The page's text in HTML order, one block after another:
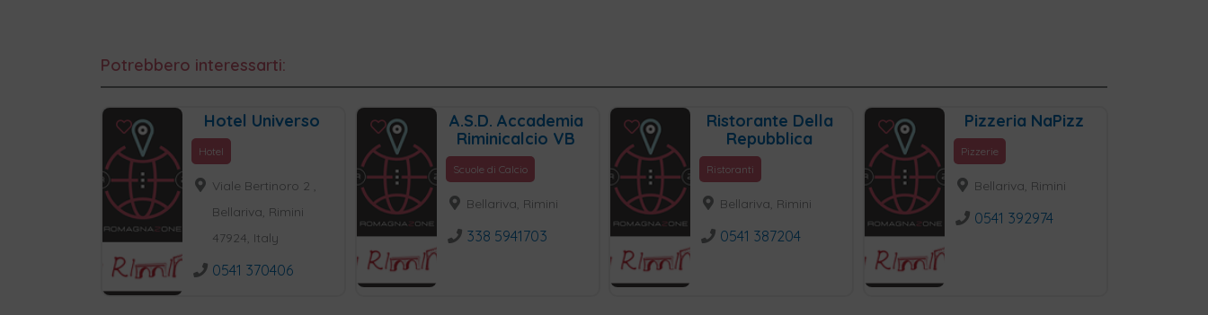
Potrebbero interessarti:
Hotel Universo
Hotel
Viale Bertinoro 2 ,
Bellariva, Rimini
47924, Italy
0541 370406
A.S.D. Accademia
Riminicalcio VB
Scuole di Calcio
Bellariva, Rimini
338 5941703
Ristorante Della
Repubblica
Ristoranti
Bellariva, Rimini
0541 387204
Pizzeria NaPizz
Pizzerie
Bellariva, Rimini
0541 392974